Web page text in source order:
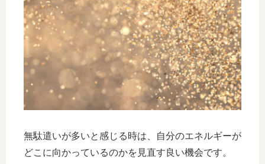
無駄遣いが多いと感じる時は、自分のエネルギーが
どこに向かっているのかを見直す良い機会です。